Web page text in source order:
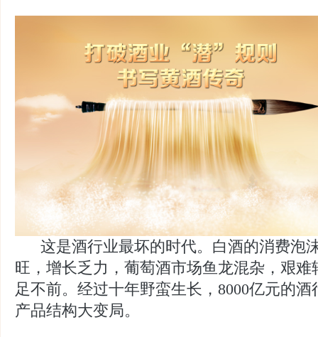
这是酒行业最坏的时代。白酒的消费泡
旺，增长乏力，葡萄酒市场鱼龙混杂，艰
足不前。经过十年野蛮生长，8000亿元的
产品结构大变局。